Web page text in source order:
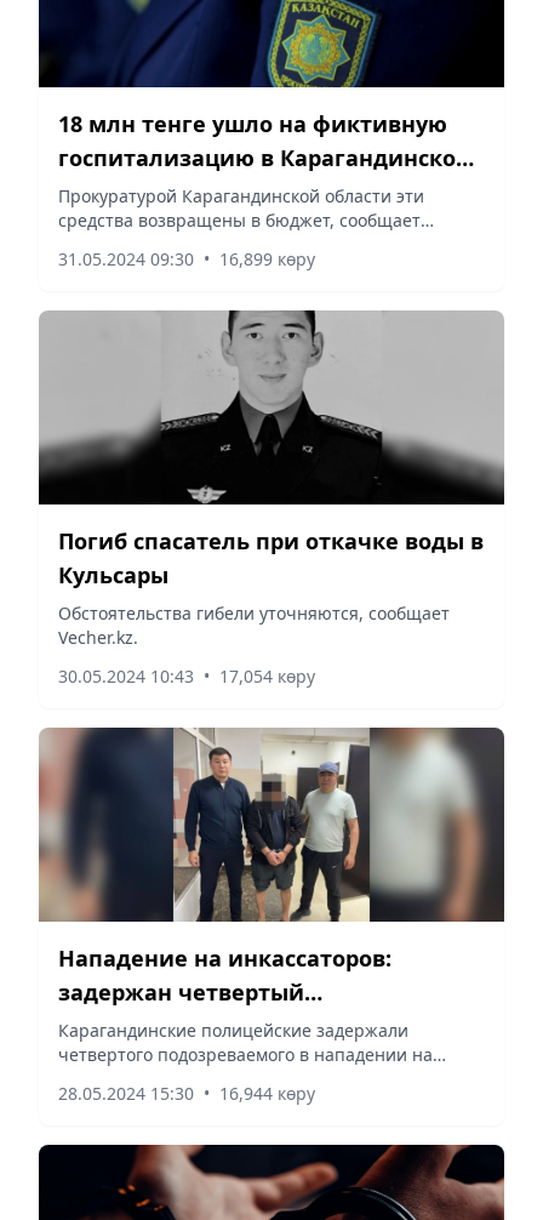
18 млн тенге ушло на фиктивную
госпитализацию в Карагандинской
области
Прокуратурой Карагандинской области эти
средства возвращены в бюджет, сообщает
31.05.2024 09:30 • 16,899 көру
Погиб спасатель при откачке воды в
Кульсары
Обстоятельства гибели уточняются, сообщает
Vecher.kz.
30.05.2024 10:43 • 17,054 көру
Нападение на инкассаторов:
задержан четвертый
подозреваемый
Карагандинские полицейские задержали
четвертого подозреваемого в нападении на
28.05.2024 15:30 • 16,944 көру